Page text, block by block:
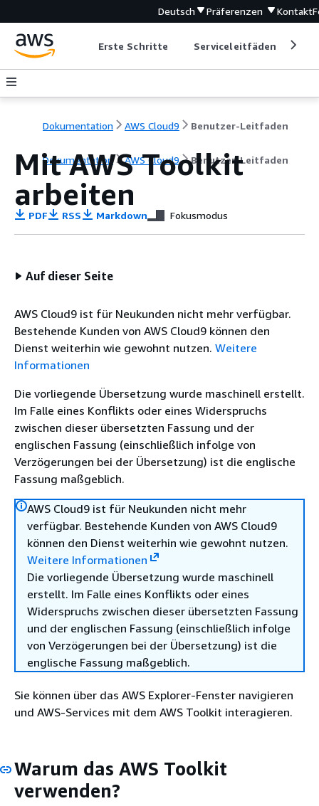
Deutsch Präferenzen Kontakt
Erste Schritte Serviceleitfäden
Dokumentation AWS Cloud9 Benutzer-Leitfaden
Dokumentation AWS Cloud9 Benutzer-Leitfaden
Mit AWS Toolkit
arbeiten
PDF RSS Markdown Fokusmodus
Auf dieser Seite
AWS Cloud9 ist für Neukunden nicht mehr verfügbar.
Bestehende Kunden von AWS Cloud9 können den
Dienst weiterhin wie gewohnt nutzen. Weitere
Informationen
Die vorliegende Übersetzung wurde maschinell erstellt.
Im Falle eines Konflikts oder eines Widerspruchs
zwischen dieser übersetzten Fassung und der
englischen Fassung (einschließlich infolge von
Verzögerungen bei der Übersetzung) ist die englische
Fassung maßgeblich.
AWS Cloud9 ist für Neukunden nicht mehr
verfügbar. Bestehende Kunden von AWS Cloud9
können den Dienst weiterhin wie gewohnt nutzen.
Weitere Informationen
Die vorliegende Übersetzung wurde maschinell
erstellt. Im Falle eines Konflikts oder eines
Widerspruchs zwischen dieser übersetzten Fassung
und der englischen Fassung (einschließlich infolge
von Verzögerungen bei der Übersetzung) ist die
englische Fassung maßgeblich.
Sie können über das AWS Explorer-Fenster navigieren
und AWS-Services mit dem AWS Toolkit interagieren.
Warum das AWS Toolkit
verwenden?